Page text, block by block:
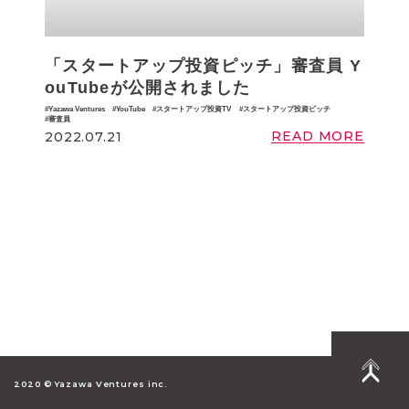
「スタートアップ投資ピッチ」審査員 Y
ouTubeが公開されました
Yazawa Ventures YouTube スタートアップ投資TV
スタートアップ投資ピッチ
審査員
2022.07.21 READ MORE
2020 © Yazawa Ventures inc.